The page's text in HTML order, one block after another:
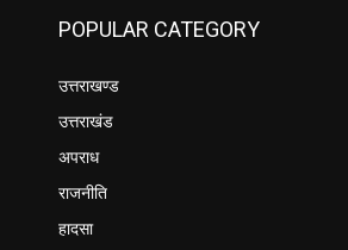
POPULAR CATEGORY
उत्तराखण्ड
उत्तराखंड
अपराध
राजनीति
हादसा